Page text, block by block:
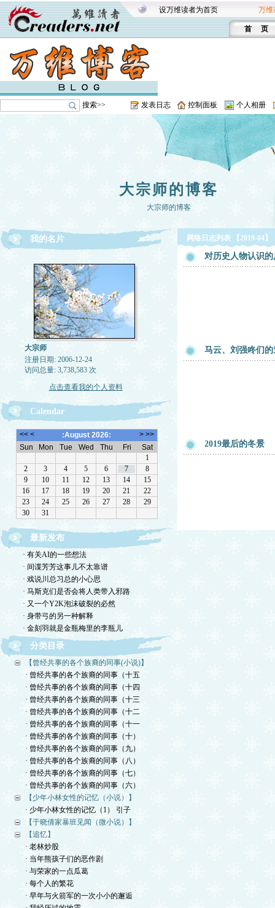
设万维读者为首页 万维
首 页
搜索>> 发表日志 控制面板 个人相册
大宗师的博客
大宗师的博客
我的名片
大宗师
注册日期: 2006-12-24
访问总量: 3,738,583 次
点击查看我的个人资料
Calendar
最新发布
· 有关AI的一些想法
· 间谍芳芳这事儿不太靠谱
· 戏说川总习总的小心思
· 马斯克们是否会将人类带入邪路
· 又一个Y2K泡沫破裂的必然
· 身带弓的另一种解释
· 金刻羽就是金瓶梅里的李瓶儿
分类目录
【曾经共事的各个族裔的同事(小说)】
· 曾经共事的各个族裔的同事（十五
· 曾经共事的各个族裔的同事（十四
· 曾经共事的各个族裔的同事（十三
· 曾经共事的各个族裔的同事（十二
· 曾经共事的各个族裔的同事（十一
· 曾经共事的各个族裔的同事（十）
· 曾经共事的各个族裔的同事（九）
· 曾经共事的各个族裔的同事（八）
· 曾经共事的各个族裔的同事（七）
· 曾经共事的各个族裔的同事（六）
【少年小林女性的记忆（小说）】
· 少年小林女性的记忆（1） 引子
【于晓倩家暴班见闻（微小说）】
【追忆】
· 老林炒股
· 当年熊孩子们的恶作剧
· 与荣家的一点瓜葛
· 每个人的繁花
· 早年与火箭军的一次小小的邂逅
网络日志列表 【2019-04】
对历史人物认识
马云、刘强咚们
2019最后的冬景